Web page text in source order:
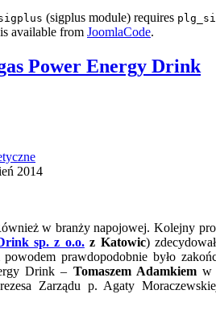
(sigplus module) requires
is available from JoomlaCode.
Power Energy Drink
2014
w branży napojowej. Kolejny
sp. z o.o.z Katowic)
prawdopodobnie było
Drink – Tomaszem Adamkiemw
Zarządu p. Agaty